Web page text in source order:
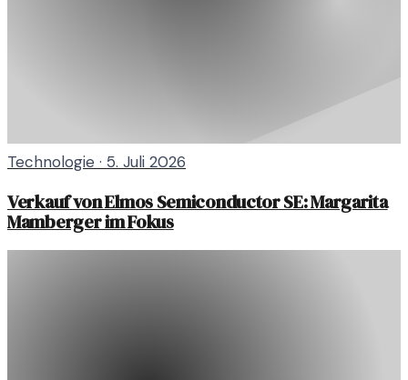
Technologie · 5. Juli 2026
Verkauf von Elmos Semiconductor SE: Margarita
Mamberger im Fokus